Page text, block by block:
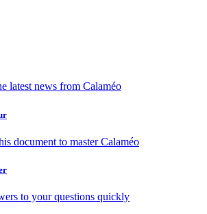
latest news from Calaméo
document to master Calaméo
to your questions quickly